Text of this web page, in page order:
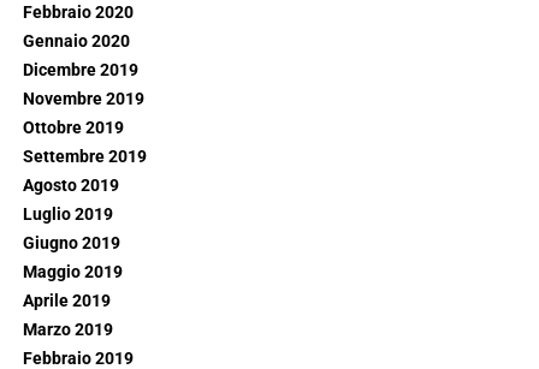
Febbraio 2020
Gennaio 2020
Dicembre 2019
Novembre 2019
Ottobre 2019
Settembre 2019
Agosto 2019
Luglio 2019
Giugno 2019
Maggio 2019
Aprile 2019
Marzo 2019
Febbraio 2019